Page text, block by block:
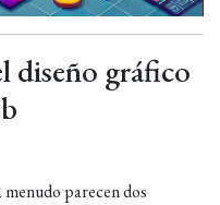
diseño gráfico
parecen dos